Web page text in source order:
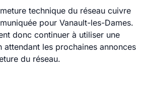
technique du réseau cuivre
pour Vanault-les-Dames.
donc continuer à utiliser une
attendant les prochaines annonces
du réseau.